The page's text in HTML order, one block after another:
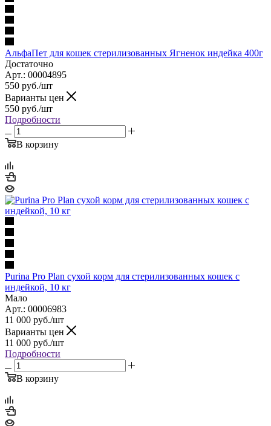
АльфаПет для кошек стерилизованных Ягненок индейка 400г
Достаточно
Арт.: 00004895
550 руб./шт
Варианты цен
550 руб./шт
Подробности
В корзину
Purina Pro Plan сухой корм для стерилизованных кошек с
индейкой, 10 кг
Мало
Арт.: 00006983
11 000 руб./шт
Варианты цен
11 000 руб./шт
Подробности
В корзину